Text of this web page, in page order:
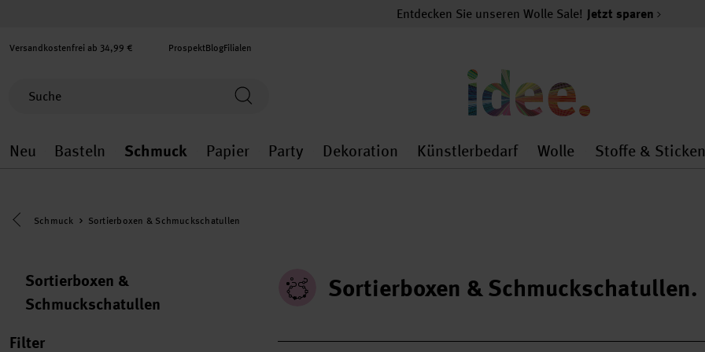
Entdecken Sie unseren Wolle Sale! Jetzt sparen
Versandkostenfrei ab 34,99 € ProspektBlogFilialen
Neu
Neu general.openMenu
Basteln
Basteln general.openMenu
Schmuck
Schmuck general.openMenu
Papier
Papier general.openMenu
Party
Party general.openMenu
Dekoration
Dekoration general.openMenu
Künstlerbedarf
Künstlerbedarf
Wolle
Wolle
Stoffe & Sticken
Eine Kategorie zurück navigieren
Schmuck Sortierboxen & Schmuckschatullen
Sortierboxen &
Schmuckschatullen
Filter
Sortierboxen & Schmuckschatullen